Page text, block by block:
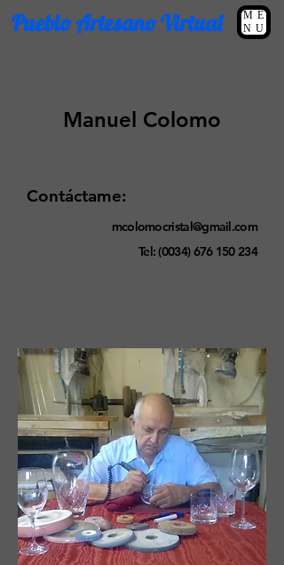
Pueblo Artesano Virtual
ME
NU
Manuel Colomo
Contáctame:
mcolomocristal@gmail.com
Tel: (0034) 676 150 234